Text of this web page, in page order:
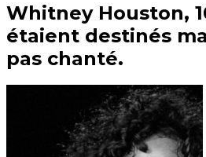
Whitney Houston,
étaient destinés
pas chanté.